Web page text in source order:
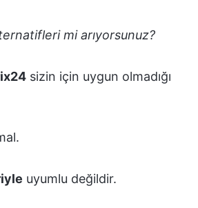
mi arıyorsunuz?
sizin için uygun olmadığı
uyumlu değildir.